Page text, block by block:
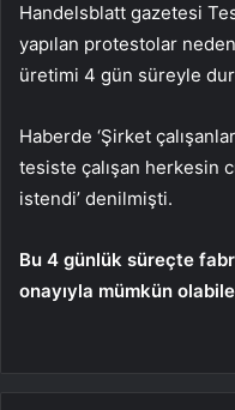
Handelsblatt gazetesi
yapılan protestolar
üretimi 4 gün süreyle
Haberde ‘Şirket
tesiste çalışan herkesin
istendi’ denilmişti.
Bu 4 günlük süreçte
onayıyla mümkün